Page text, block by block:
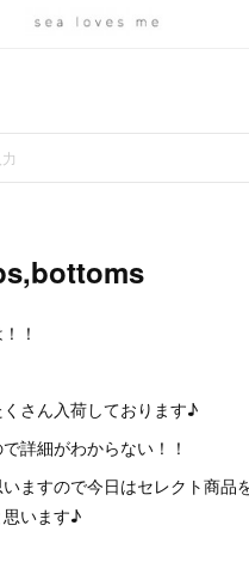
！
さん入荷しております♪
詳細がわからない！！
ますので今日はセレクト商品
います♪